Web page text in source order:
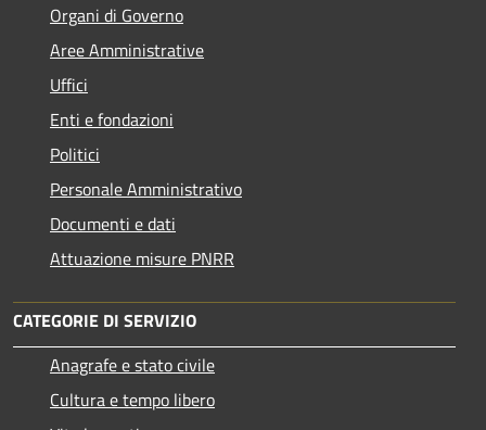
Organi di Governo
Aree Amministrative
Uffici
Enti e fondazioni
Politici
Personale Amministrativo
Documenti e dati
Attuazione misure PNRR
CATEGORIE DI SERVIZIO
Anagrafe e stato civile
Cultura e tempo libero